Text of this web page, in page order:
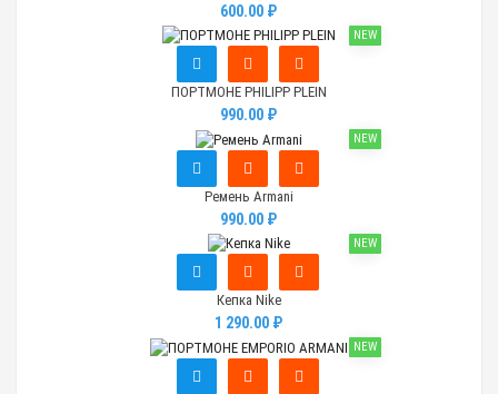
600.00 ₽
NEW
ПОРТМОНЕ PHILIPP PLEIN
990.00 ₽
NEW
Ремень Armani
990.00 ₽
NEW
Кепка Nike
1 290.00 ₽
NEW